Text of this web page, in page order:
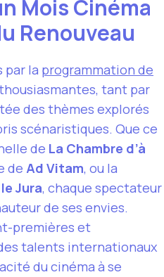
Mois Cinéma
Renouveau
par la programmation de
tant par
des thèmes explorés
scénaristiques. Que ce
de La Chambre d’à
de Ad Vitam, ou la
Jura, chaque spectateur
de ses envies.
premières et
talents internationaux
du cinéma à se